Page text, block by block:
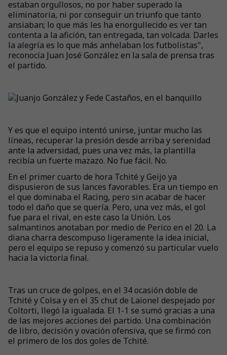
estaban orgullosos, no por haber superado la
eliminatoria, ni por conseguir un triunfo que tanto
ansiaban; lo que más les ha enorgullecido es ver tan
contenta a la afición, tan entregada, tan volcada. Darles
la alegría es lo que más anhelaban los futbolistas",
reconocía Juan José González en la sala de prensa tras
el partido.
Y es que el equipo intentó unirse, juntar mucho las
líneas, recuperar la presión desde arriba y serenidad
ante la adversidad, pues una vez más, la plantilla
recibía un fuerte mazazo. No fue fácil. No.
En el primer cuarto de hora Tchité y Geijo ya
dispusieron de sus lances favorables. Era un tiempo en
el que dominaba el Racing, pero sin acabar de hacer
todo el daño que se quería. Pero, una vez más, el gol
fue para el rival, en este caso la Unión. Los
salmantinos anotaban por medio de Perico en el 20. La
diana charra descompuso ligeramente la idea inicial,
pero el equipo se repuso y comenzó su particular vuelo
hacia la victoria final.
Tras un cruce de golpes, en el 34 ocasión doble de
Tchité y Colsa y en el 35 chut de Laionel despejado por
Coltorti, llegó la igualada. El 1-1 se sumó gracias a una
de las mejores acciones del partido. Una combinación
de libro, decisión y ovación ofensiva, que se firmó con
el primero de los dos goles de Tchité.